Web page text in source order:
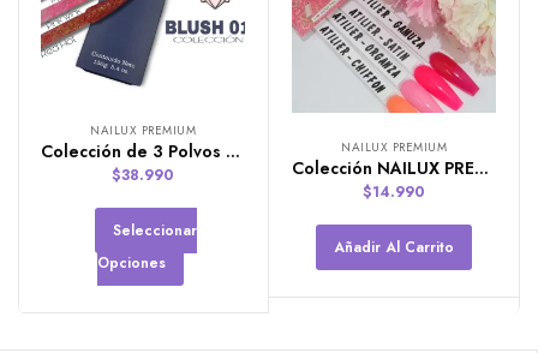
NAILUX PREMIUM
Colección de 3 Polvos Blush (1, 2 o 3) de Nailux Premium
$38.990
Seleccionar
Opciones
NAILUX PREMIUM
Colección NAILUX PREMIUM de 4 colores Atilier
$14.990
Añadir Al Carrito